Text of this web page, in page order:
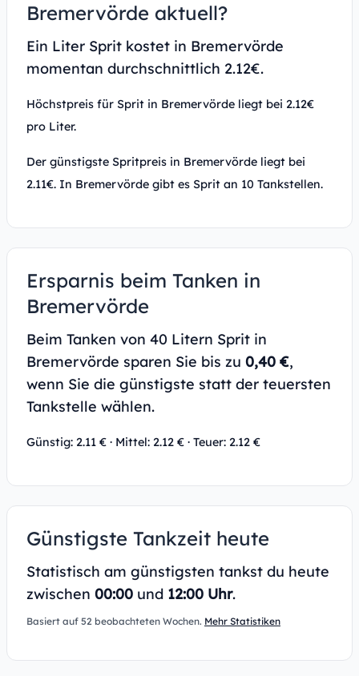
Bremervörde aktuell?
Ein Liter Sprit kostet in Bremervörde
momentan durchschnittlich 2.12€.
Höchstpreis für Sprit in Bremervörde liegt bei 2.12€
pro Liter.
Der günstigste Spritpreis in Bremervörde liegt bei
2.11€. In Bremervörde gibt es Sprit an 10 Tankstellen.
Ersparnis beim Tanken in
Bremervörde
Beim Tanken von 40 Litern Sprit in
Bremervörde sparen Sie bis zu 0,40 €,
wenn Sie die günstigste statt der teuersten
Tankstelle wählen.
Günstig: 2.11 € · Mittel: 2.12 € · Teuer: 2.12 €
Günstigste Tankzeit heute
Statistisch am günstigsten tankst du heute
zwischen 00:00 und 12:00 Uhr.
Basiert auf 52 beobachteten Wochen. Mehr Statistiken